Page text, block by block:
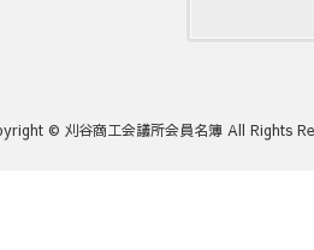
© 刈谷商工会議所会員名簿 All Rights